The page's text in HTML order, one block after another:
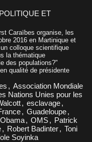
POLITIQUE ET
Caraïbes organise, les
2016 en Martinique et
colloque scientifique
la thématique
des populations?"
qualité de présidente
, Association Mondiale
Nations Unies pour les
, esclavage,
, Guadeloupe,
, OMS, Patrick
, Robert Badinter, Toni
Soyinka